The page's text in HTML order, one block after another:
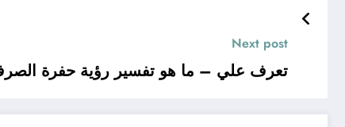
Next post
تعرف علي – ما هو تفسير رؤية حفرة